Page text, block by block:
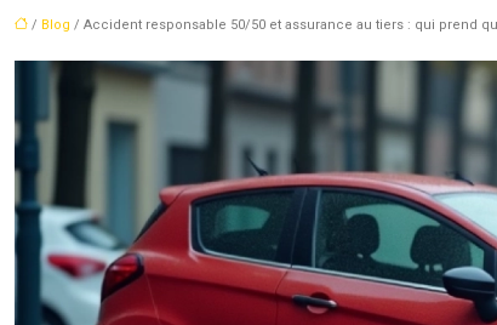
/ Blog / Accident responsable 50/50 et assurance au tiers : qui prend